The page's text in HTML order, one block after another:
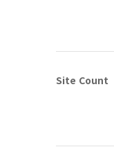
Site Count